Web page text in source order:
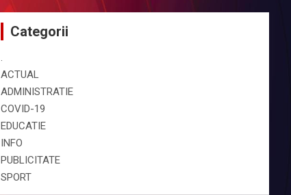
Categorii
.
ACTUAL
ADMINISTRATIE
COVID-19
EDUCATIE
INFO
PUBLICITATE
SPORT